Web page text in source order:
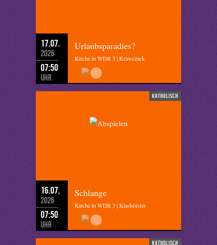
17.07.
2026
07:50
Uhr
Urlaubsparadies?
Kirche in WDR 3 | Krawczack
katholisch
16.07.
2026
07:50
Uhr
Schlange
Kirche in WDR 3 | Klashörster
katholisch